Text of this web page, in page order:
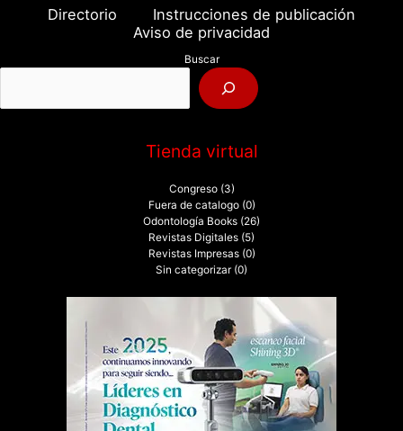
o
:
Directorio
Instrucciones de publicación
Aviso de privacidad
Buscar
Tienda virtual
Congreso (3)
Fuera de catalogo (0)
Odontología Books (26)
Revistas Digitales (5)
Revistas Impresas (0)
Sin categorizar (0)